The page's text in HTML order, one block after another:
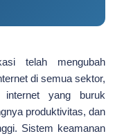
telah mengubah
di semua sektor,
internet yang buruk
produktivitas, dan
Sistem keamanan